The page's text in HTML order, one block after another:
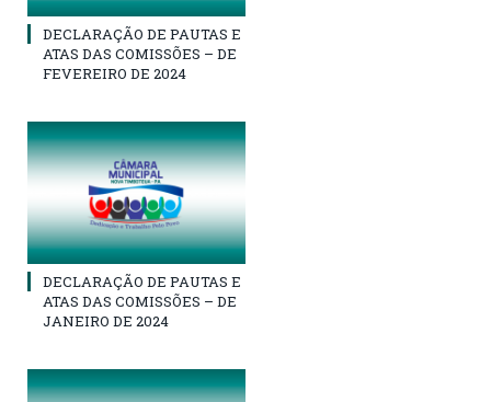
DECLARAÇÃO DE PAUTAS E
ATAS DAS COMISSÕES – DE
FEVEREIRO DE 2024
DECLARAÇÃO DE PAUTAS E
ATAS DAS COMISSÕES – DE
JANEIRO DE 2024